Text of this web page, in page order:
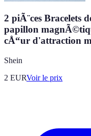
2 piÃ¨ces Bracelets
papillon
cÅ“ur d'attraction
Shein
2 EURVoir le prix